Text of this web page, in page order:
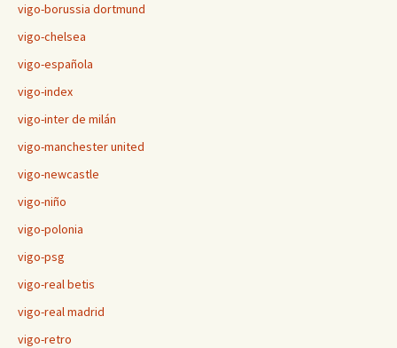
vigo-borussia dortmund
vigo-chelsea
vigo-española
vigo-index
vigo-inter de milán
vigo-manchester united
vigo-newcastle
vigo-niño
vigo-polonia
vigo-psg
vigo-real betis
vigo-real madrid
vigo-retro